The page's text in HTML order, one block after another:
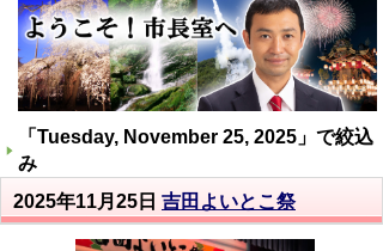
「 Tuesday, November 25, 2025 」で絞込
み
2025年11月25日 吉田よいとこ祭